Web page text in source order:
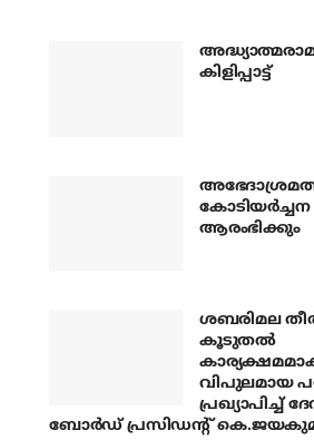
കിളിപ്പാട്ട്
ആരംഭിക്കും
ശബരിമല
കൂടുതല്‍
വിപുലമായ
പ്രഖ്യാപിച്ച്
ബോര്‍ഡ് പ്രസിഡന്റ്